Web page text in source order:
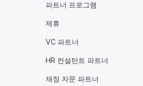
파트너 프로그램
제휴
VC 파트너
HR 컨설턴트 파트너
재정 자문 파트너